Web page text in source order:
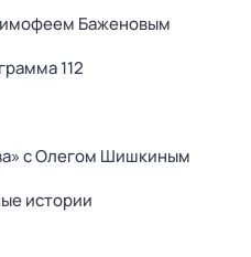
Баженовым
112
с Олегом Шишкиным
истории